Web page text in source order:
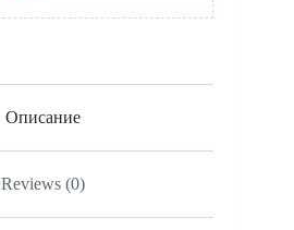
Описание
Reviews (0)